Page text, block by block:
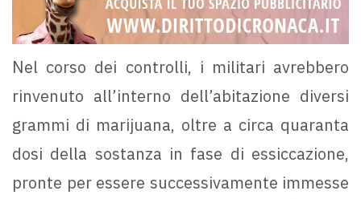
Nel corso dei controlli, i militari avrebbero
rinvenuto all’interno dell’abitazione diversi
grammi di marijuana, oltre a circa quaranta
dosi della sostanza in fase di essiccazione,
pronte per essere successivamente immesse